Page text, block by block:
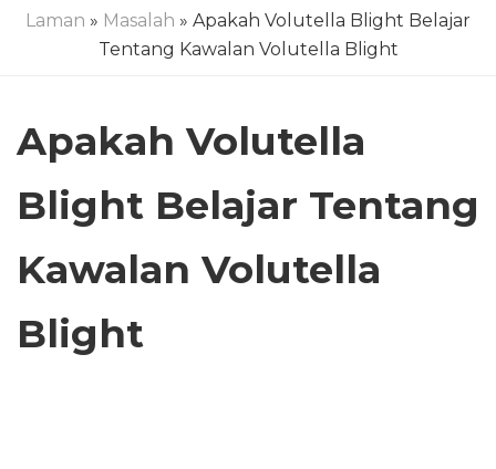
Laman » Masalah » Apakah Volutella Blight Belajar
Tentang Kawalan Volutella Blight
Apakah Volutella
Blight Belajar Tentang
Kawalan Volutella
Blight